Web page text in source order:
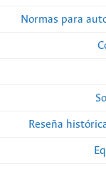
Normas para
Reseña